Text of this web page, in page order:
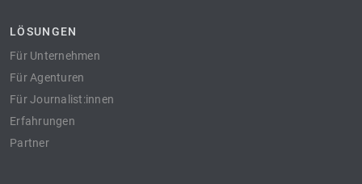
LÖSUNGEN
Für Unternehmen
Für Agenturen
Für Journalist:innen
Erfahrungen
Partner